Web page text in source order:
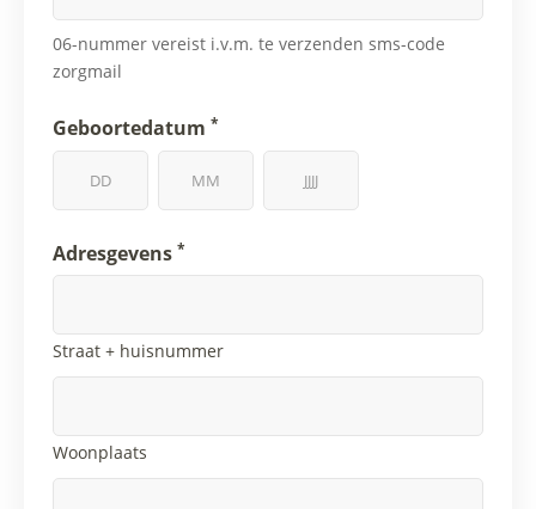
06-nummer vereist i.v.m. te verzenden sms-code
zorgmail
Geboortedatum *
Adresgevens *
Straat + huisnummer
Woonplaats